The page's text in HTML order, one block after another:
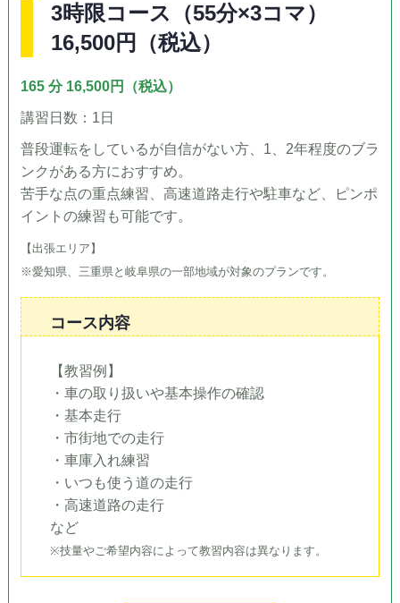
3時限コース（55分×3コマ）
16,500円（税込）
165 分 16,500円（税込）
講習日数：1日
普段運転をしているが自信がない方、1、2年程度のブラ
ンクがある方におすすめ。
苦手な点の重点練習、高速道路走行や駐車など、ピンポ
イントの練習も可能です。
【出張エリア】
※愛知県、三重県と岐阜県の一部地域が対象のプランです。
コース内容
【教習例】
・車の取り扱いや基本操作の確認
・基本走行
・市街地での走行
・車庫入れ練習
・いつも使う道の走行
・高速道路の走行
など
※技量やご希望内容によって教習内容は異なります。